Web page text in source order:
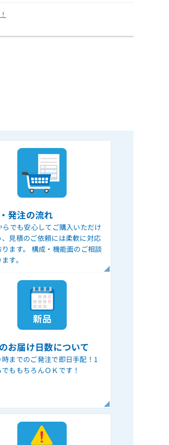
発注の流れ
らでも安心してご購入いただけ
、見積のご依頼には柔軟に対応
ります。 構成・機能面のご相談
す。
お届け日数について
までのご発注で即日手配！1
ももちろんＯＫです！